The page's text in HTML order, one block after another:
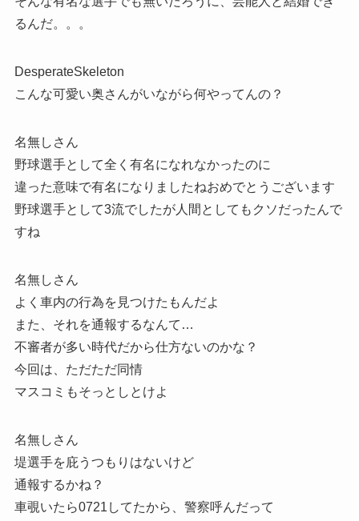
るんだ。。。
DesperateSkeleton
こんな可愛い奥さんがいながら何やってんの？
名無しさん
野球選手として全く有名になれなかったのに
違った意味で有名になりましたねおめでとうございます
野球選手として3流でしたが人間としてもクソだったんで
すね
名無しさん
よく車内の行為を見つけたもんだよ
また、それを通報するなんて…
不審者が多い時代だから仕方ないのかな？
今回は、ただただ同情
マスコミもそっとしとけよ
名無しさん
堤選手を庇うつもりはないけど
通報するかね？
車覗いたら0721してたから、警察呼んだって